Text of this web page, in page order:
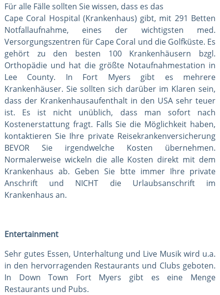
Für alle Fälle sollten Sie wissen, dass es das
Cape Coral Hospital (Krankenhaus) gibt, mit 291 Betten
Notfallaufnahme, eines der wichtigsten med.
Versorgungszentren für Cape Coral und die Golfküste. Es
gehört zu den besten 100 Krankenhäusern bzgl.
Orthopädie und hat die größte Notaufnahmestation in
Lee County. In Fort Myers gibt es mehrere
Krankenhäuser. Sie sollten sich darüber im Klaren sein,
dass der Krankenhausaufenthalt in den USA sehr teuer
ist. Es ist nicht unüblich, dass man sofort nach
Kostenerstattung fragt. Falls Sie die Möglichkeit haben,
kontaktieren Sie Ihre private Reisekrankenversicherung
BEVOR Sie irgendwelche Kosten übernehmen.
Normalerweise wickeln die alle Kosten direkt mit dem
Krankenhaus ab. Geben Sie btte immer Ihre private
Anschrift und NICHT die Urlaubsanschrift im
Krankenhaus an.
Entertainment
Sehr gutes Essen, Unterhaltung und Live Musik wird u.a.
in den hervorragenden Restaurants und Clubs geboten.
In Down Town Fort Myers gibt es eine Menge
Restaurants und Pubs.